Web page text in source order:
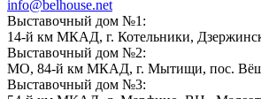
info@belhouse.net
Выставочный дом №1:
14-й км МКАД, г. Котельники,
Выставочный дом №2:
МО, 84-й км МКАД, г. Мытищи, пос.
Выставочный дом №3: